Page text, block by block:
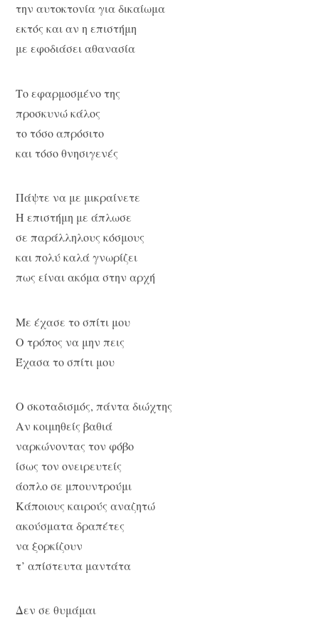
την αυτοκτονία για δικαίωμα
εκτός και αν η επιστήμη
με εφοδιάσει αθανασία
Το εφαρμοσμένο της
προσκυνώ κάλος
το τόσο απρόσιτο
και τόσο θνησιγενές
Πάψτε να με μικραίνετε
Η επιστήμη με άπλωσε
σε παράλληλους κόσμους
και πολύ καλά γνωρίζει
πως είναι ακόμα στην αρχή
Με έχασε το σπίτι μου
Ο τρόπος να μην πεις
Έχασα το σπίτι μου
Ο σκοταδισμός, πάντα διώχτης
Αν κοιμηθείς βαθιά
ναρκώνοντας τον φόβο
ίσως τον ονειρευτείς
άοπλο σε μπουντρούμι
Κάποιους καιρούς αναζητώ
ακούσματα δραπέτες
να ξορκίζουν
τ’ απίστευτα μαντάτα
Δεν σε θυμάμαι